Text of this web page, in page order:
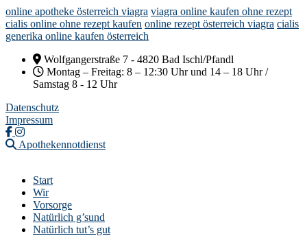
online apotheke österreich viagra viagra online kaufen ohne rezept
cialis online ohne rezept kaufen online rezept österreich viagra cialis
generika online kaufen österreich
Wolfgangerstraße 7 - 4820 Bad Ischl/Pfandl
Montag – Freitag: 8 – 12:30 Uhr und 14 – 18 Uhr /
Samstag 8 - 12 Uhr
Datenschutz
Impressum
Apothekennotdienst
Start
Wir
Vorsorge
Natürlich g’sund
Natürlich tut’s gut